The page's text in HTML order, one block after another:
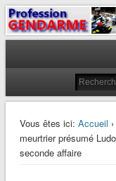
Profession
Le journal des gendarmes
Vous êtes ici: Accueil ›
meurtrier présumé
seconde affaire